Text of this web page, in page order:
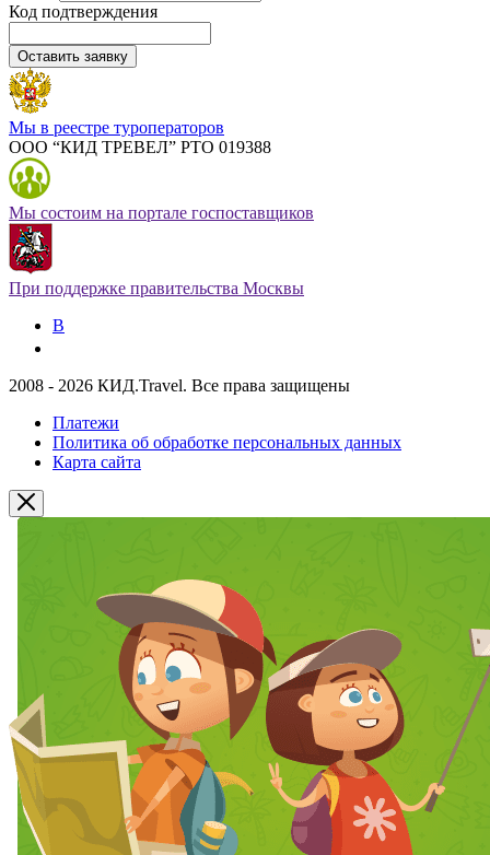
Код подтверждения
Оставить заявку
Мы в реестре туроператоров
ООО “КИД ТРЕВЕЛ” РТО 019388
Мы состоим на портале госпоставщиков
При поддержке правительства Москвы
В
2008 - 2026 КИД.Travel. Все права защищены
Платежи
Политика об обработке персональных данных
Карта сайта